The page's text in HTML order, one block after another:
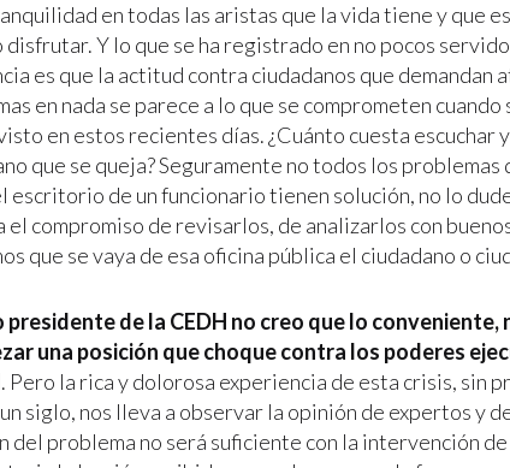
en todas las aristas que la vida tiene y que
disfrutar. Y lo que se ha registrado en no pocos
es que la actitud contra ciudadanos que demandan
en nada se parece a lo que se comprometen
en estos recientes días. ¿Cuánto cuesta escuchar
que se queja? Seguramente no todos los problemas
escritorio de un funcionario tienen solución, no lo
el compromiso de revisarlos, de analizarlos con
que se vaya de esa oficina pública el ciudadano o
presidente de la CEDH no creo que lo conveniente,
una posición que choque contra los poderes
. Pero la rica y dolorosa experiencia de esta crisis, sin
siglo, nos lleva a observar la opinión de expertos y
del problema no será suficiente con la intervención